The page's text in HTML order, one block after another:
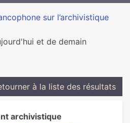
sur l’archivistique
et de demain
à la liste des résultats
archivistique